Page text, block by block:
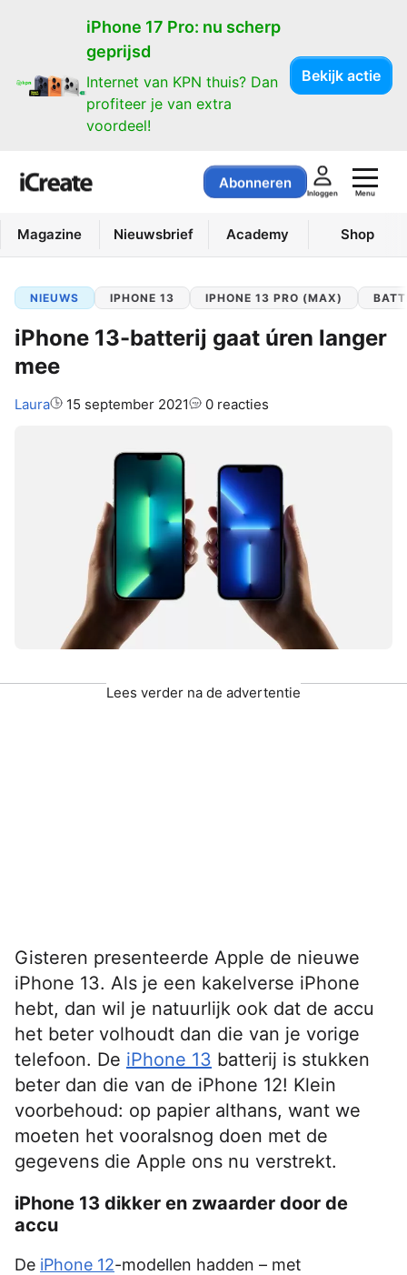
iPhone 17 Pro: nu scherp
geprijsd
Internet van KPN thuis? Dan
profiteer je van extra
voordeel!
Bekijk actie
Abonneren
Inloggen Menu
Magazine Nieuwsbrief Academy Shop
NIEUWS IPHONE 13 IPHONE 13 PRO (MAX)
iPhone 13-batterij gaat úren langer
mee
Auteur:
Laura 15 september 2021 0 reacties
Lees verder na de advertentie
Gisteren presenteerde Apple de nieuwe
iPhone 13. Als je een kakelverse iPhone
hebt, dan wil je natuurlijk ook dat de accu
het beter volhoudt dan die van je vorige
telefoon. De iPhone 13 batterij is stukken
beter dan die van de iPhone 12! Klein
voorbehoud: op papier althans, want we
moeten het vooralsnog doen met de
gegevens die Apple ons nu verstrekt.
iPhone 13 dikker en zwaarder door de
accu
De iPhone 12-modellen hadden – met